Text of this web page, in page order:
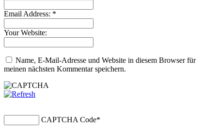
Email Address: *
Your Website:
Name, E-Mail-Adresse und Website in diesem Browser für
meinen nächsten Kommentar speichern.
CAPTCHA Code*